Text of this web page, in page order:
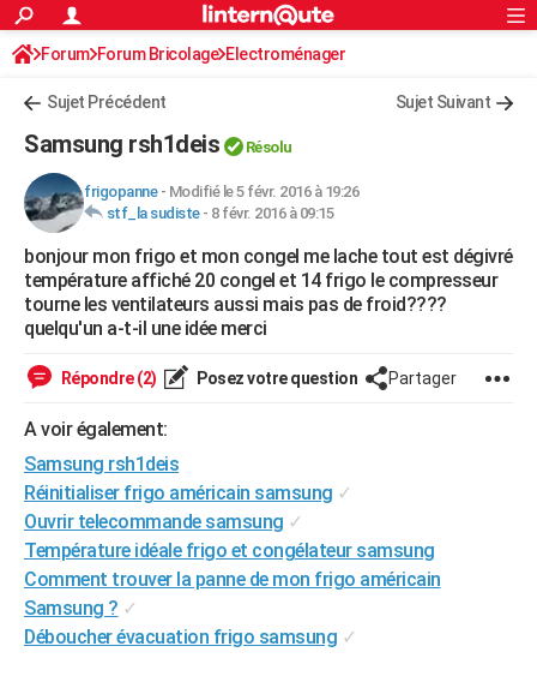
ACTUALITÉS
Politique
Société
Faits Divers
Education
Monde
Villes
+
FINANCE
Retraite
Impôts
Epargne
Immobilier
Risques naturels par ville
Banque
Assurance
Crédit
AUTO
Essais
Réserver un essai
Citadines
Berlines
SUV
Forum auto
+HIGH-TECH
Mobiles
Meilleur smartphone
Internet
Ordinateurs
Jeux vidéo
Guide high-tech
+BRICOLAGE
Forum
Aménagement intérieur
Extérieur
Cuisine
Salle de bains
Jardinage
Rangement
WEEK-END
LIFESTYLE
Art de vivre
Bien-être
Loisirs
Mode
Modes de vie
SANTE
Alimentation
Guide de la santé
Maladies
Médicaments
Sommeil
VOYAGE
Destinations
City break
Voyage nature
Voyage de noces
Forum
Climat
+PHOTO
GUIDES D'ACHAT
S'inscrire
Connexion
Forum Forum Bricolage Electroménager
Sujet Précédent Sujet Suivant
Samsung rsh1deis Résolu
frigopanne- Modifié le 5 févr. 2016 à 19:26
stf_la sudiste- 8 févr. 2016 à 09:15
bonjour mon frigo et mon congel me lache tout est dégivré
température affiché 20 congel et 14 frigo le compresseur
tourne les ventilateurs aussi mais pas de froid????
quelqu'un a-t-il une idée merci
Répondre (2) Posez votre question Partager
A voir également:
Samsung rsh1deis
Réinitialiser frigo américain samsung ✓
Ouvrir telecommande samsung ✓
Température idéale frigo et congélateur samsung
Comment trouver la panne de mon frigo américain
Samsung ? ✓
Déboucher évacuation frigo samsung ✓